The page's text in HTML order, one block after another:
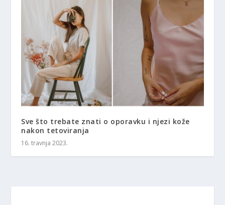
Sve što trebate znati o oporavku i njezi kože
nakon tetoviranja
16. travnja 2023.